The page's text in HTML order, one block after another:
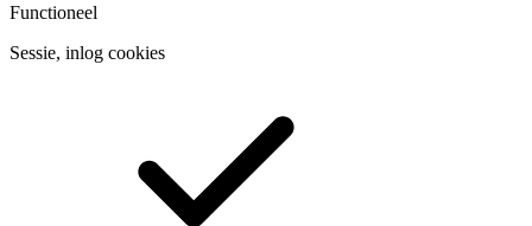
Functioneel
Sessie, inlog cookies